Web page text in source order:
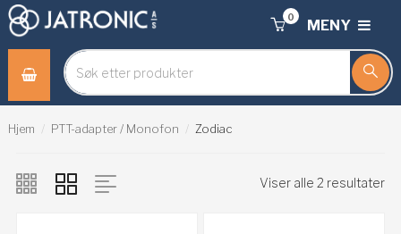
MENY
0
Hjem PTT-adapter / Monofon Zodiac
Viser alle 2 resultater